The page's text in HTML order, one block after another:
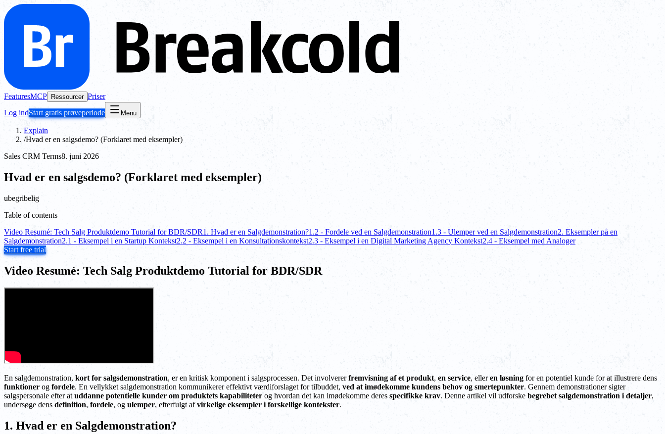
FeaturesMCP Ressourcer Priser
Log indStart gratis prøveperiode Menu
Explain
/Hvad er en salgsdemo? (Forklaret med eksempler)
Sales CRM Terms8. juni 2026
Hvad er en salgsdemo? (Forklaret med eksempler)
ubegribelig
Table of contents
Video Resumé: Tech Salg Produktdemo Tutorial for BDR/SDR1. Hvad er en Salgdemonstration?1.2 - Fordele ved en Salgdemonstration1.3 - Ulemper ved en Salgdemonstration2. Eksempler på en
Salgdemonstration2.1 - Eksempel i en Startup Kontekst2.2 - Eksempel i en Konsultationskontekst2.3 - Eksempel i en Digital Marketing Agency Kontekst2.4 - Eksempel med Analoger
Start free trial
Video Resumé: Tech Salg Produktdemo Tutorial for BDR/SDR
En salgdemonstration, kort for salgsdemonstration, er en kritisk komponent i salgsprocessen. Det involvererfremvisning af et produkt, en service, elleren løsning for en potentiel kunde for at illustrere dens
funktioner og fordele. En vellykket salgdemonstration kommunikerer effektivt værdiforslaget for tilbuddet, ved at imødekomme kundens behov og smertepunkter. Gennem demonstrationer sigter
salgspersonale efter at uddanne potentielle kunder om produktets kapabiliteter og hvordan det kan imødekomme deres specifikke krav. Denne artikel vil udforske begrebet salgdemonstration i detaljer,
undersøge dens definition, fordele, og ulemper, efterfulgt afvirkelige eksempler i forskellige kontekster.
1. Hvad er en Salgdemonstration?